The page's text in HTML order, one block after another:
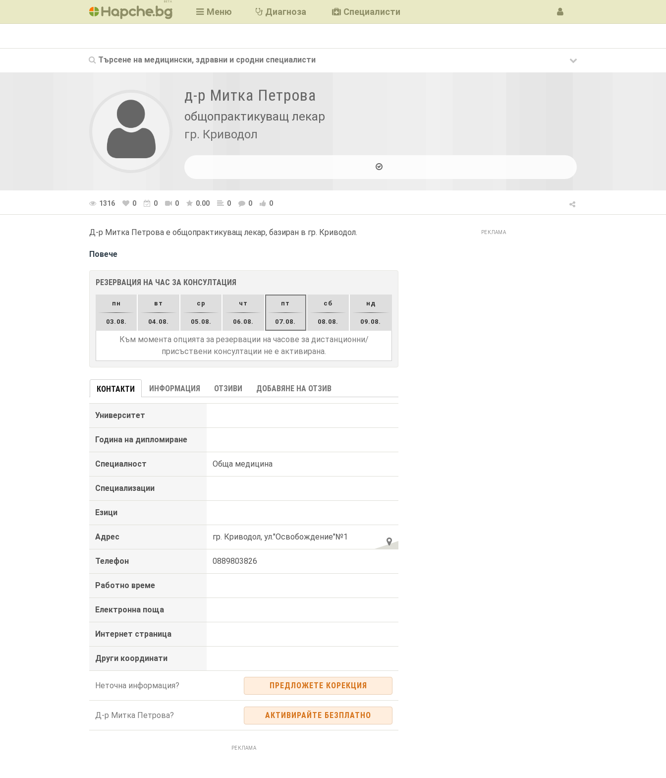
BETA
Меню Диагноза Специалисти
Търсене на медицински, здравни и сродни специалисти
д-р Митка Петрова
общопрактикуващ лекар
гр. Криводол
1316 0 0 0 0.00 0 0 0
Д-р Митка Петрова е общопрактикуващ лекар, базиран в гр. Криводол.
Повече
РЕЗЕРВАЦИЯ НА ЧАС ЗА КОНСУЛТАЦИЯ
пн
03.08.
вт
04.08.
ср
05.08.
чт
06.08.
пт
07.08.
сб
08.08.
нд
09.08.
Към момента опцията за резервации на часове за дистанционни/
присъствени консултации не е активирана.
КОНТАКТИ ИНФОРМАЦИЯ ОТЗИВИ ДОБАВЯНЕ НА ОТЗИВ
Университет
Година на дипломиране
Специалност Обща медицина
Специализации
Езици
Адрес гр. Криводол, ул."Освобождение"№1
Телефон 0889803826
Работно време
Електронна поща
Интернет страница
Други координати
Неточна информация? ПРЕДЛОЖЕТЕ КОРЕКЦИЯ
Д-р Митка Петрова? АКТИВИРАЙТЕ БЕЗПЛАТНО
РЕКЛАМА
РЕКЛАМА